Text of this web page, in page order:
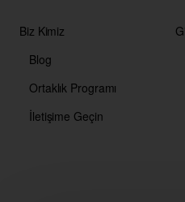
Biz Kimiz
Blog
Ortaklık Programı
İletişime Geçin